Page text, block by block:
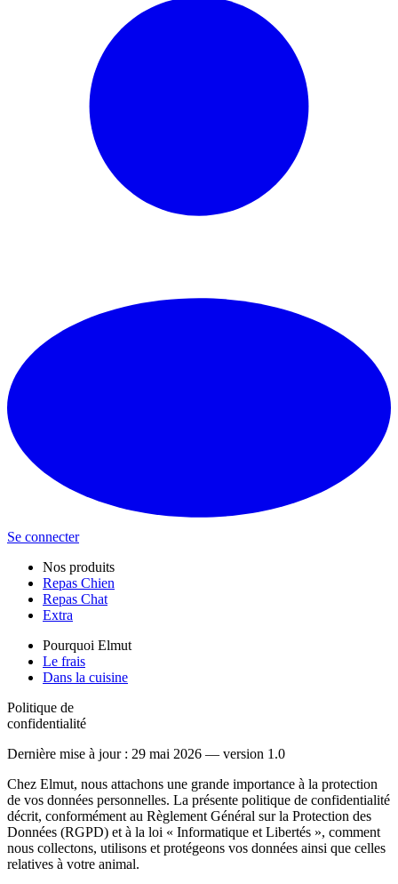
Se connecter
Nos produits
Repas Chien
Repas Chat
Extra
Pourquoi Elmut
Le frais
Dans la cuisine
Politique de
confidentialité
Dernière mise à jour : 29 mai 2026 — version 1.0
Chez Elmut, nous attachons une grande importance à la protection
de vos données personnelles. La présente politique de confidentialité
décrit, conformément au Règlement Général sur la Protection des
Données (RGPD) et à la loi « Informatique et Libertés », comment
nous collectons, utilisons et protégeons vos données ainsi que celles
relatives à votre animal.